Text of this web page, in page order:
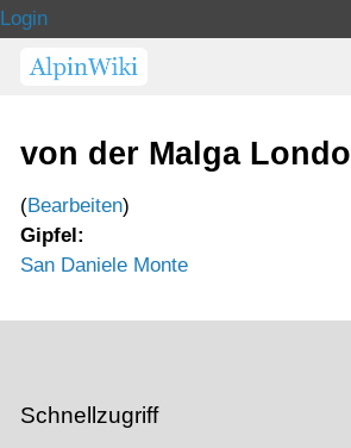
Login
von der Malga Londo
(Bearbeiten)
Gipfel:
San Daniele Monte
Schnellzugriff